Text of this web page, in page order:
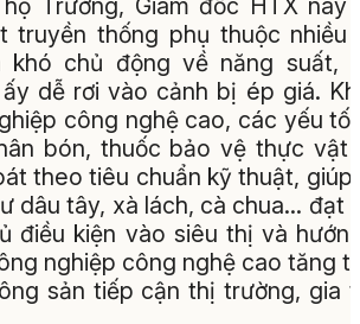
truyền thống phụ thuộc nhiều
khó chủ động về năng suất,
dễ rơi vào cảnh bị ép giá.
công nghệ cao, các yếu tố
bón, thuốc bảo vệ thực vật
theo tiêu chuẩn kỹ thuật, giúp
dâu tây, xà lách, cà chua… đạt
điều kiện vào siêu thị và
nghiệp công nghệ cao tăng
sản tiếp cận thị trường, gia